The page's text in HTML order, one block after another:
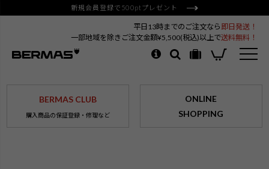
新規会員登録で500ptプレゼント
平日13時までのご注文なら 即日発送！
一部地域を除きご注文金額¥5,500(税込)以上で送料無料！
BERMAS CLUB
購入商品の保証登録・修理など
ONLINE
SHOPPING